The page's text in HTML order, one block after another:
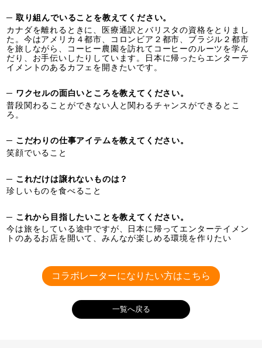
─ 取り組んでいることを教えてください。
カナダを離れるときに、医療通訳とバリスタの資格をとりまし
た。今はアメリカ４都市、コロンビア２都市、ブラジル２都市
を旅しながら、コーヒー農園を訪れてコーヒーのルーツを学ん
だり、お手伝いしたりしています。日本に帰ったらエンターテ
イメントのあるカフェを開きたいです。
─ ワクセルの面白いところを教えてください。
普段関わることができない人と関わるチャンスができるとこ
ろ。
─ こだわりの仕事アイテムを教えてください。
笑顔でいること
─ これだけは譲れないものは？
珍しいものを食べること
─ これから目指したいことを教えてください。
今は旅をしている途中ですが、日本に帰ってエンターテイメン
トのあるお店を開いて、みんなが楽しめる環境を作りたい
コラボレーターになりたい方はこちら
一覧へ戻る